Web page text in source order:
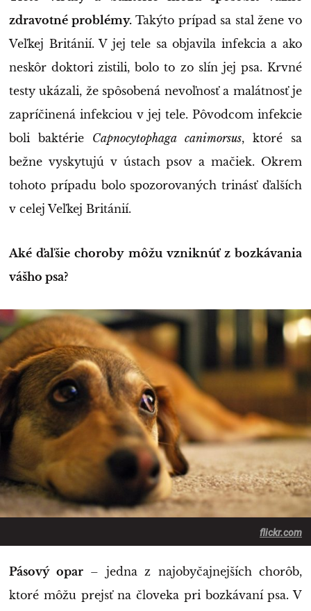
zdravotné problémy.Takýto prípad sa stal žene vo
Veľkej Británií. V jej tele sa objavila infekcia a ako
neskôr doktori zistili, bolo to zo slín jej psa. Krvné
testy ukázali, že spôsobená nevoľnosť a malátnosť je
zapríčinená infekciou v jej tele. Pôvodcom infekcie
boli baktérie Capnocytophaga canimorsus, ktoré sa
bežne vyskytujú v ústach psov a mačiek. Okrem
tohoto prípadu bolo spozorovaných trinásť ďalších
v celej Veľkej Británií.
Aké ďaľšie choroby môžu vzniknúť z bozkávania
vášho psa?
flickr.com
Pásový opar– jedna z najobyčajnejších chorôb,
ktoré môžu prejsť na človeka pri bozkávaní psa. V